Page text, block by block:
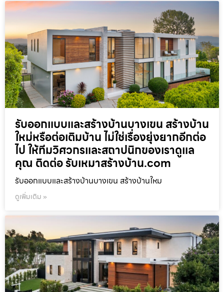
รับออกแบบและสร้างบ้านบางเขน สร้างบ้าน
ใหม่หรือต่อเติมบ้าน ไม่ใช่เรื่องยุ่งยากอีกต่อ
ไป ให้ทีมวิศวกรและสถาปนิกของเราดูแล
คุณ ติดต่อ รับเหมาสร้างบ้าน.com
รับออกแบบและสร้างบ้านบางเขน สร้างบ้านใหม
ดูเพิ่มเติม »